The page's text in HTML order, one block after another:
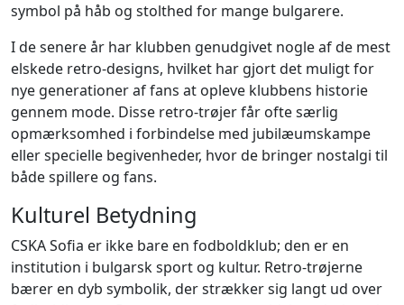
symbol på håb og stolthed for mange bulgarere.
I de senere år har klubben genudgivet nogle af de mest
elskede retro-designs, hvilket har gjort det muligt for
nye generationer af fans at opleve klubbens historie
gennem mode. Disse retro-trøjer får ofte særlig
opmærksomhed i forbindelse med jubilæumskampe
eller specielle begivenheder, hvor de bringer nostalgi til
både spillere og fans.
Kulturel Betydning
CSKA Sofia er ikke bare en fodboldklub; den er en
institution i bulgarsk sport og kultur. Retro-trøjerne
bærer en dyb symbolik, der strækker sig langt ud over